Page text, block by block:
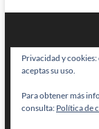
BRAINSTOMPING|
los derechos
Privacidad y
aceptas su uso.
Para obtener más
consulta: Política de